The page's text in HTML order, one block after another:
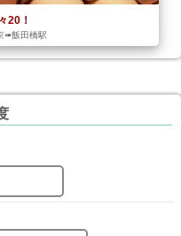
20！
➠飯田橋駅